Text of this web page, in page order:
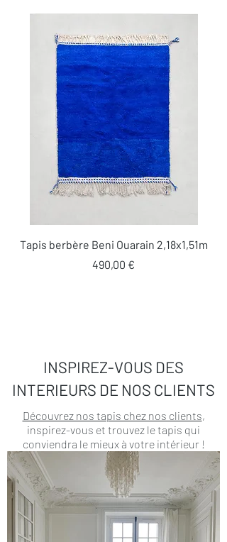
Tapis berbère Beni Ouarain 2,18x1,51m
Prix
490,00 €
INSPIREZ-VOUS DES
INTERIEURS DE NOS CLIENTS
Découvrez nos tapis chez nos clients,
inspirez-vous et trouvez le tapis qui
conviendra le mieux à votre intérieur !